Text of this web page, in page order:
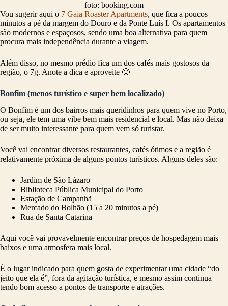
foto: booking.com
Vou sugerir aqui o 7 Gaia Roaster Apartments, que fica a poucos
minutos a pé da margem do Douro e da Ponte Luís I. Os apartamentos
são modernos e espaçosos, sendo uma boa alternativa para quem
procura mais independência durante a viagem.
Além disso, no mesmo prédio fica um dos cafés mais gostosos da
região, o 7g. Anote a dica e aproveite 🙂
Bonfim (menos turístico e super bem localizado)
O Bonfim é um dos bairros mais queridinhos para quem vive no Porto,
ou seja, ele tem uma vibe bem mais residencial e local. Mas não deixa
de ser muito interessante para quem vem só turistar.
Você vai encontrar diversos restaurantes, cafés ótimos e a região é
relativamente próxima de alguns pontos turísticos. Alguns deles são:
Jardim de São Lázaro
Biblioteca Pública Municipal do Porto
Estação de Campanhã
Mercado do Bolhão (15 a 20 minutos a pé)
Rua de Santa Catarina
Aqui você vai provavelmente encontrar preços de hospedagem mais
baixos e uma atmosfera mais local.
É o lugar indicado para quem gosta de experimentar uma cidade “do
jeito que ela é”, fora da agitação turística, e mesmo assim continua
tendo bom acesso a pontos de transporte e atrações.